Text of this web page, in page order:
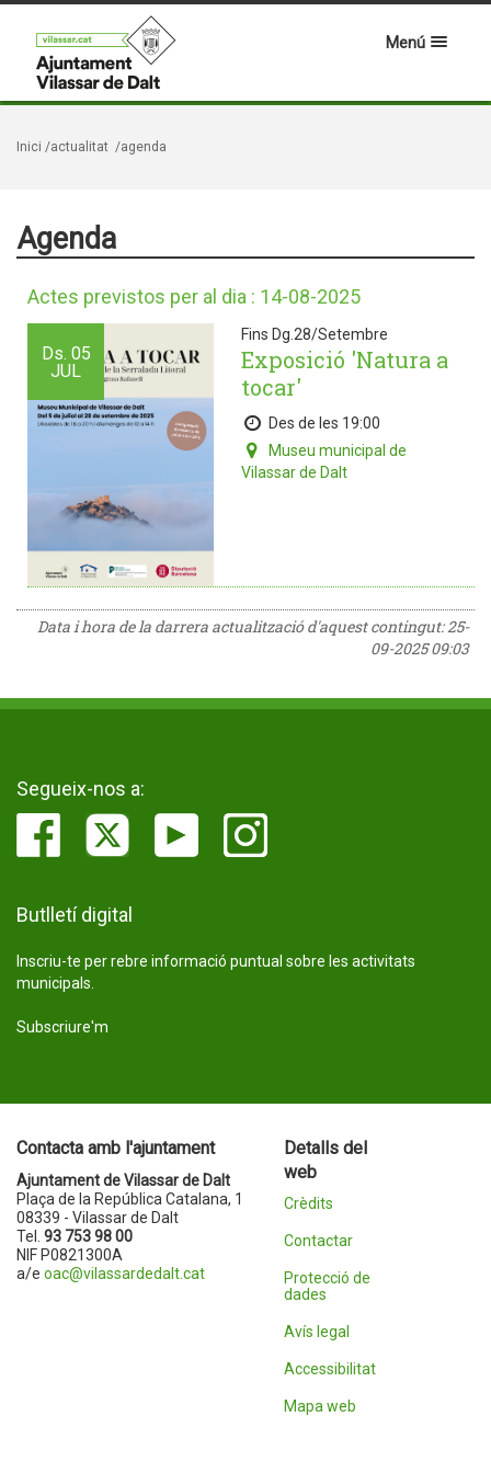
Menú
Inici /actualitat /agenda
Agenda
Actes previstos per al dia : 14-08-2025
Ds. 05
JUL
Fins Dg.28/Setembre
Exposició 'Natura a
tocar'
Des de les 19:00
Museu municipal de
Vilassar de Dalt
Data i hora de la darrera actualització d'aquest contingut:25-
09-2025 09:03
Segueix-nos a:
Butlletí digital
Inscriu-te per rebre informació puntual sobre les activitats
municipals.
Subscriure'm
Contacta amb l'ajuntament
Ajuntament de Vilassar de Dalt
Plaça de la República Catalana, 1
08339 - Vilassar de Dalt
Tel. 93 753 98 00
NIF P0821300A
a/e oac@vilassardedalt.cat
Detalls del
web
Crèdits
Contactar
Protecció de
dades
Avís legal
Accessibilitat
Mapa web